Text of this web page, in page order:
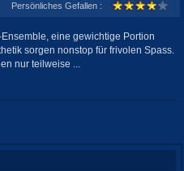
Persönliches Gefallen :
eine gewichtige Portion
sorgen nonstop für frivolen Spass.
nur teilweise ...